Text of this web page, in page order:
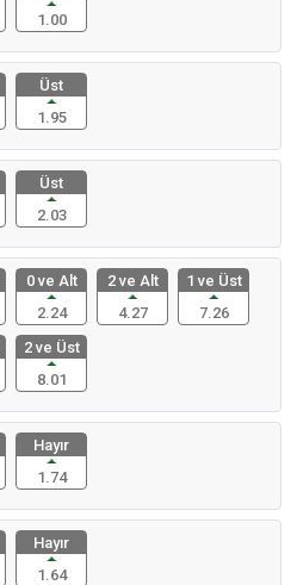
1.00
Üst
1.95
Üst
2.03
0 ve Alt
2.24
2 ve Alt
4.27
1 ve Üst
7.26
2 ve Üst
8.01
Hayır
1.74
Hayır
1.64